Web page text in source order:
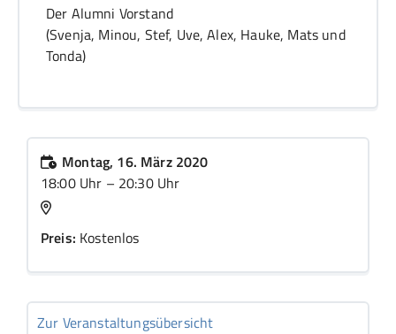
Der Alumni Vorstand
(Svenja, Minou, Stef, Uve, Alex, Hauke, Mats und
Tonda)
Montag, 16. März 2020
18:00 Uhr – 20:30 Uhr
Preis: Kostenlos
Zur Veranstaltungsübersicht